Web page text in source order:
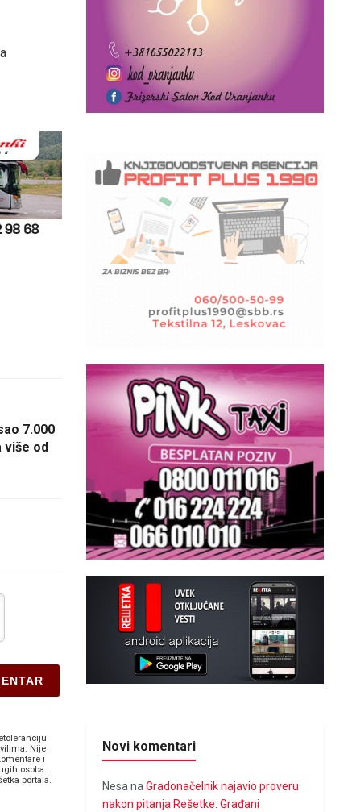
7.000
više od
Nije
i
osoba.
portala.
Novi komentari
Nesa naGradonačelnik najavio proveru
nakon pitanja Rešetke: Građani